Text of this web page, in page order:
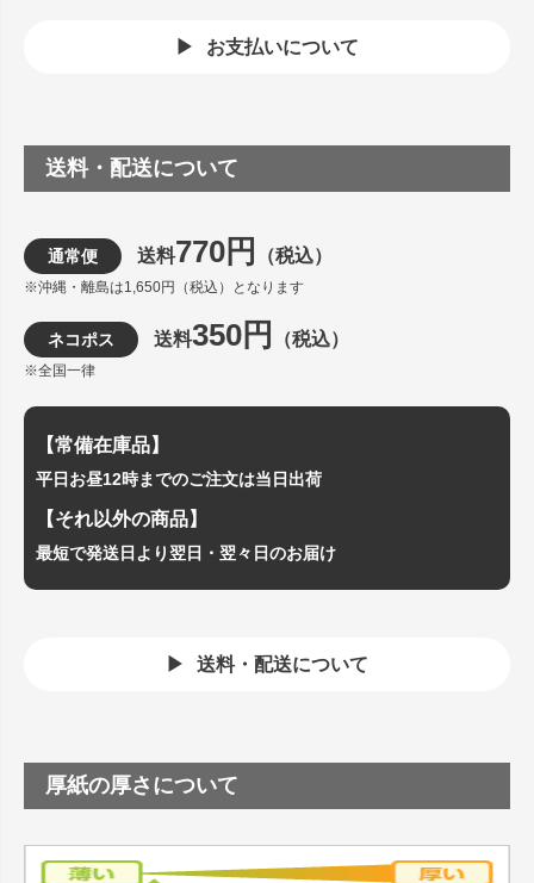
お支払いについて
送料・配送について
通常便 送料770円 （税込）
※沖縄・離島は1,650円（税込）となります
ネコポス 送料350円 （税込）
※全国一律
【常備在庫品】
平日お昼12時までのご注文は当日出荷
【それ以外の商品】
最短で発送日より翌日・翌々日のお届け
送料・配送について
厚紙の厚さについて